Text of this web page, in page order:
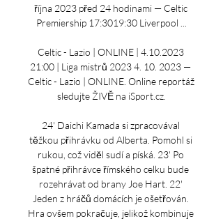
října 2023 před 24 hodinami — Celtic
Premiership 17:3019:30 Liverpool ...
Celtic - Lazio | ONLINE | 4.10.2023
21:00 | Liga mistrů 2023 4. 10. 2023 —
Celtic - Lazio | ONLINE. Online reportáž
sledujte ŽIVĚ na iSport.cz.
24' Daichi Kamada si zpracovával
těžkou přihrávku od Alberta. Pomohl si
rukou, což viděl sudí a píská. 23' Po
špatné přihrávce římského celku bude
rozehrávat od brany Joe Hart. 22'
Jeden z hráčů domácích je ošetřován.
Hra ovšem pokračuje, jelikož kombinuje